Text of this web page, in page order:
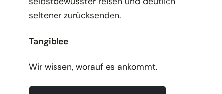
seltener zurücksenden.
Tangiblee
Wir wissen, worauf es ankommt.